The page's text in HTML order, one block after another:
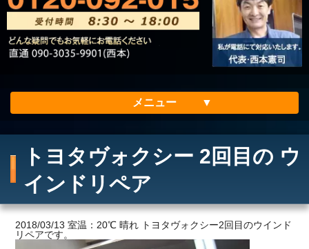
メニュー
会社案内
メリット
ご利用の流れ
トヨタヴォクシー 2回目の ウ
インドリペア
2018/03/13 室温：20℃ 晴れ トヨタヴォクシー2回目のウインド
リペアです。